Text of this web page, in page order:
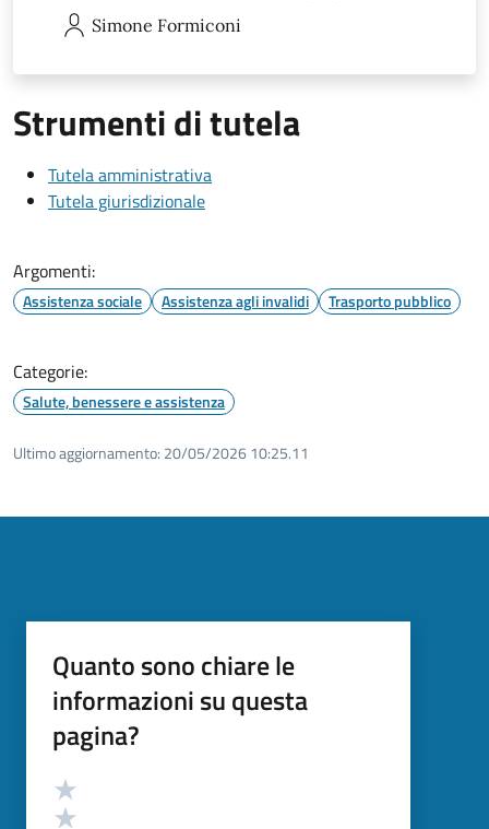
Simone Formiconi
Strumenti di tutela
Tutela amministrativa
Tutela giurisdizionale
Argomenti:
Assistenza sociale Assistenza agli invalidi Trasporto pubblico
Categorie:
Salute, benessere e assistenza
Ultimo aggiornamento: 20/05/2026 10:25.11
Quanto sono chiare le
informazioni su questa
pagina?
Valutazione